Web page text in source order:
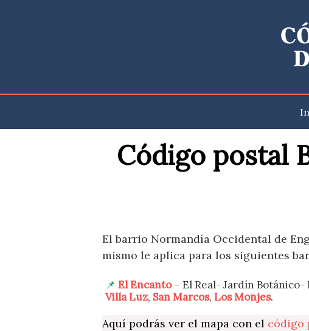
Código postal
El barrio Normandía Occidental de
mismo le aplica para los siguientes
El Encanto– El Real- Jardín Botánico-
Villa Luz, San Marcos, Los Monjes.
Aquí podrás ver el mapa con el código